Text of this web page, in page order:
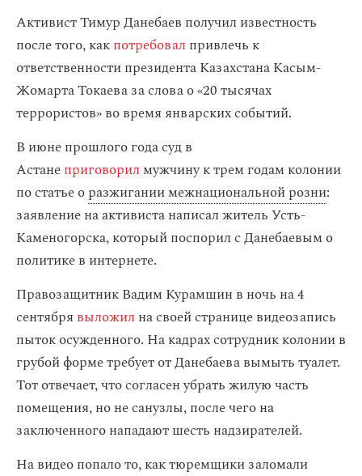
Активист Тимур Данебаев получил известность
после того, какпотребовал привлечь к
ответственности президента Казахстана Касым-
Жомарта Токаева за слова о «20 тысячах
террористов» во время январских событий.
В июне прошлого года суд в
Астанеприговорил мужчину к трем годам колонии
по статье оразжигании межнациональной розни:
заявление на активиста написал житель Усть-
Каменогорска, который поспорил с Данебаевым о
политике в интернете.
Правозащитник Вадим Курамшин в ночь на 4
сентября выложил на своей странице видеозапись
пыток осужденного. На кадрах сотрудник колонии в
грубой форме требует от Данебаева вымыть туалет.
Тот отвечает, что согласен убрать жилую часть
помещения, но не санузлы, после чего на
заключенного нападают шесть надзирателей.
На видео попало то, как тюремщики заломали